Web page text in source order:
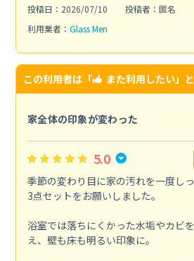
投稿日：2026/07/10
投稿者：匿名
利用業者： Glass Men
この利用者は「 また利用したい」
家全体の印象が変わった
5.0
季節の変わり目に家の汚れを一度しっ
3点セットをお願いしました。
浴室では落ちにくかった水垢やカビ
え、壁も床も明るい印象に。